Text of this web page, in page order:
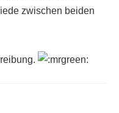
zwischen beiden